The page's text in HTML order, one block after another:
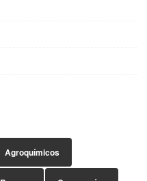
Agroquímicos